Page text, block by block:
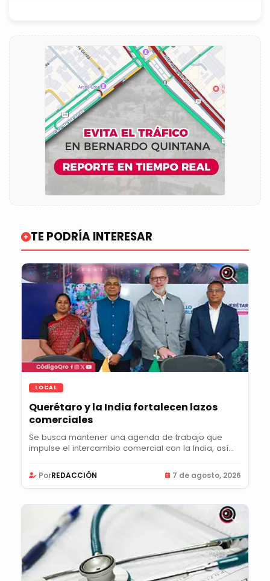
TE PODRÍA INTERESAR
LOCAL
Querétaro y la India fortalecen lazos
comerciales
Se busca mantener una agenda de trabajo que
impulse el intercambio comercial con la India, así
PorREDACCIÓN 7 de agosto, 2026